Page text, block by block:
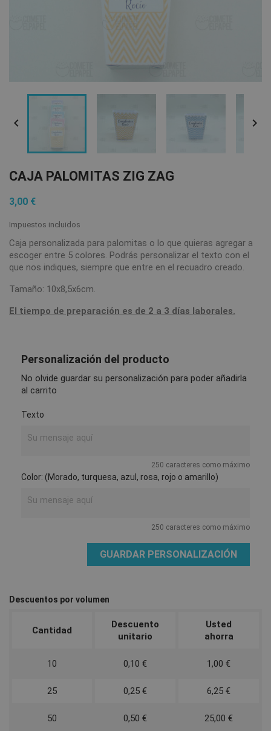
 
CAJA PALOMITAS ZIG ZAG
3,00 €
Impuestos incluidos
Caja personalizada para palomitas o lo que quieras agregar a
escoger entre 5 colores. Podrás personalizar el texto con el
que nos indiques, siempre que entre en el recuadro creado.
Tamaño: 10x8,5x6cm.
El tiempo de preparación es de 2 a 3 días laborales.
Personalización del producto
No olvide guardar su personalización para poder añadirla
al carrito
Texto
250 caracteres como máximo
Color: (Morado, turquesa, azul, rosa, rojo o amarillo)
250 caracteres como máximo
GUARDAR PERSONALIZACIÓN
Descuentos por volumen
Cantidad
Descuento
unitario
Usted
ahorra
10 0,10 € 1,00 €
25 0,25 € 6,25 €
50 0,50 € 25,00 €